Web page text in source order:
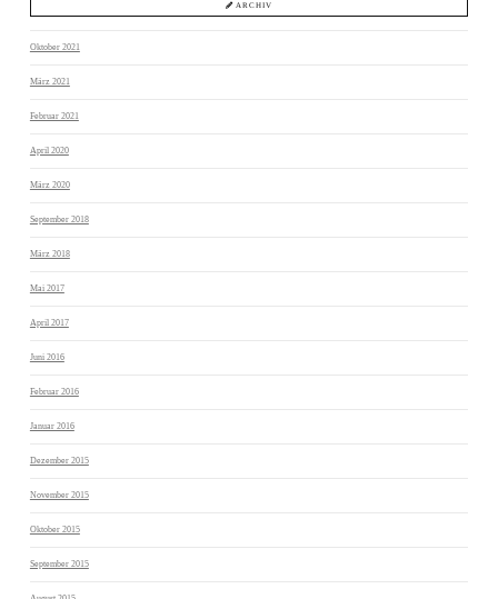
ARCHIV
Oktober 2021
März 2021
Februar 2021
April 2020
März 2020
September 2018
März 2018
Mai 2017
April 2017
Juni 2016
Februar 2016
Januar 2016
Dezember 2015
November 2015
Oktober 2015
September 2015